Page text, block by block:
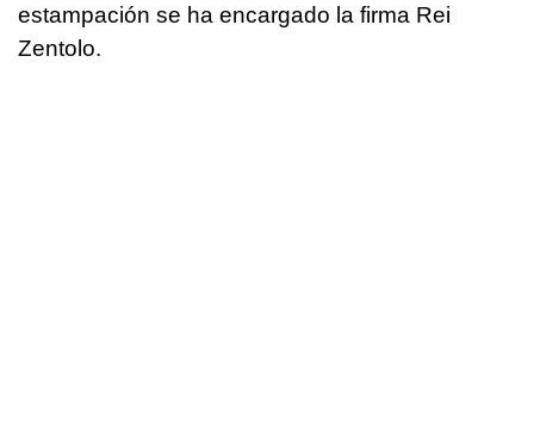
estampación se ha encargado la firma Rei
Zentolo.